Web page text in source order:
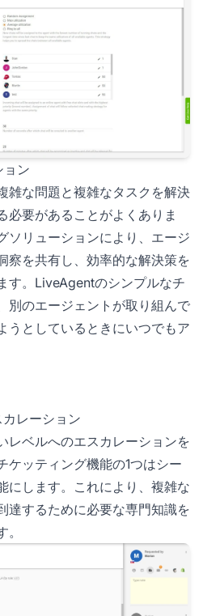
ョン
雑な問題と複雑なタスクを解決
必要があることがよくありま
ソリューションにより、エージ
察を共有し、効率的な解決策を
す。LiveAgentのシンプルなチ
別のエージェントが取り組んで
うとしているときにいつでもア
レーション
レベルへのエスカレーションを
ケッティング機能の1つはシー
にします。これにより、複雑な
達するために必要な専門知識を